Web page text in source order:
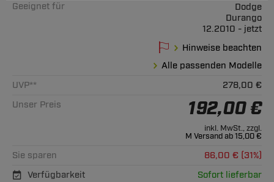
Geeignet für
Dodge
Durango
12.2010 - jetzt
Hinweise beachten
Alle passenden Modelle
UVP**
278,00 €
Unser Preis
192,00 €
inkl. MwSt., zzgl.
M Versand ab 15,00 €
Sie sparen
86,00 € (31%)
Verfügbarkeit
Sofort lieferbar